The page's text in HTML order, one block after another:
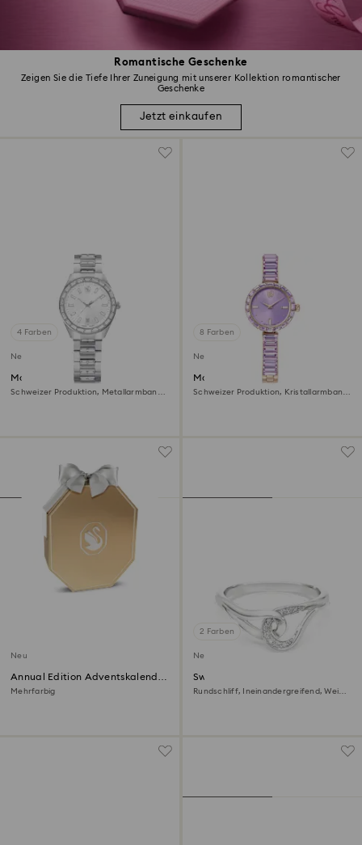
Romantische Geschenke
Zeigen Sie die Tiefe Ihrer Zuneigung mit unserer Kollektion romantischer
Geschenke
Jetzt einkaufen
4 Farben
Neu
Matrix date Uhr
Schweizer Produktion, Metallarmband,
8 Farben
Neu
Matrix bangle Uhr
Schweizer Produktion, Kristallarmband,
Neu
Annual Edition Adventskalender
2026
Mehrfarbig
2 Farben
Neu
Swarovski Classica Ring
Rundschliff, Ineinandergreifend, Weiß,